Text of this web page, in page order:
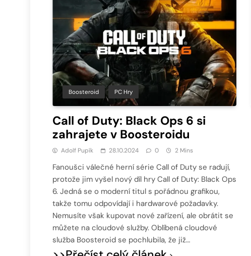
Boosteroid PC Hry
Call of Duty: Black Ops 6 si
zahrajete v Boosteroidu
Adolf Pupík 28.10.2024 0 2 Mins
Fanoušci válečné herní série Call of Duty se radují,
protože jim vyšel nový díl hry Call of Duty: Black Ops
6. Jedná se o moderní titul s pořádnou grafikou,
takže tomu odpovídají i hardwarové požadavky.
Nemusíte však kupovat nové zařízení, ale obrátit se
můžete na cloudové služby. Oblíbená cloudové
služba Boosteroid se pochlubila, že již…